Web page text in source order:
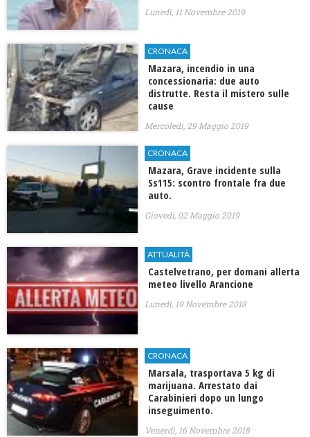
Lunedì, 11 Novembre 2019
CRONACA
Mazara, incendio in una
concessionaria: due auto
distrutte. Resta il mistero sulle
cause
Mercoledì, 29 Maggio 2019
CRONACA
Mazara, Grave incidente sulla
Ss115: scontro frontale fra due
auto.
Giovedì, 02 Maggio 2019
ATTUALITÀ
Castelvetrano, per domani allerta
meteo livello Arancione
Lunedì, 19 Novembre 2018
CRONACA
Marsala, trasportava 5 kg di
marijuana. Arrestato dai
Carabinieri dopo un lungo
inseguimento.
Venerdì, 16 Novembre 2018